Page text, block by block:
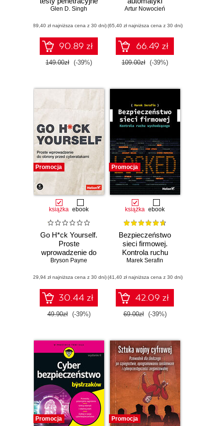
za pomocą
Metasploit,
Aircrack-ng i
Empire. Wydanie II
Glen D. Singh
(89,40 zł najniższa cena z 30 dni)
90.89 zł
149.00zł (-39%)
SIMATIC. Teoria,
ćwiczenia.
Wydanie II
Artur Nowocień
(65,40 zł najniższa cena z 30 dni)
66.49 zł
109.00zł (-39%)
Promocja
książka ebook
Go H*ck Yourself.
Proste
wprowadzenie do
obrony przed
Bryson Payne
(29,94 zł najniższa cena z 30 dni)
30.44 zł
49.90zł (-39%)
Promocja
książka ebook
Bezpieczeństwo
sieci firmowej.
Kontrola ruchu
wychodzącego
Marek Serafin
(41,40 zł najniższa cena z 30 dni)
42.09 zł
69.00zł (-39%)
Promocja Promocja